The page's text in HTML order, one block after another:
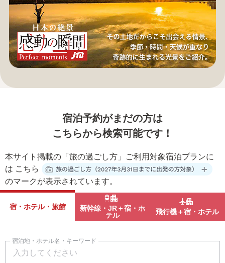
宿泊予約がまだの方は
こちらから検索可能です！
本サイト掲載の「旅の過ごし方」ご利用対象宿泊プランに
は こちら
のマークが表示されています。
宿・ホテル・旅館
新幹線・JR＋宿・ホ
テル
飛行機＋宿・ホテル
宿泊地・ホテル名・キーワード